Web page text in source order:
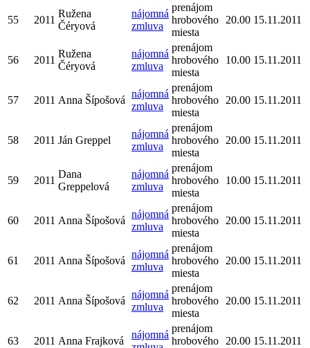
55 2011
Ružena
Čéryová
nájomná
zmluva
prenájom
hrobového
miesta
20.00 15.11.2011
56 2011
Ružena
Čéryová
nájomná
zmluva
prenájom
hrobového
miesta
10.00 15.11.2011
57 2011 Anna Šípošová
nájomná
zmluva
prenájom
hrobového
miesta
20.00 15.11.2011
58 2011 Ján Greppel
nájomná
zmluva
prenájom
hrobového
miesta
20.00 15.11.2011
59 2011
Dana
Greppelová
nájomná
zmluva
prenájom
hrobového
miesta
10.00 15.11.2011
60 2011 Anna Šípošová
nájomná
zmluva
prenájom
hrobového
miesta
20.00 15.11.2011
61 2011 Anna Šípošová
nájomná
zmluva
prenájom
hrobového
miesta
20.00 15.11.2011
62 2011 Anna Šípošová
nájomná
zmluva
prenájom
hrobového
miesta
20.00 15.11.2011
63 2011 Anna Frajková
nájomná
prenájom
hrobového
20.00 15.11.2011